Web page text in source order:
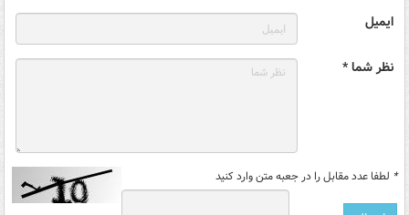
ایمیل
نظر شما *
* لطفا عدد مقابل را در جعبه متن وارد کنید